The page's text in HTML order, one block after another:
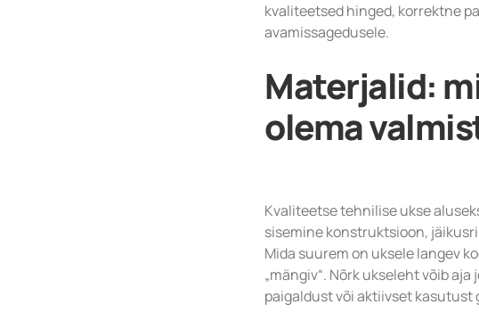
kvaliteetsed hinged, korrektne
avamissagedusele.
Materjalid:
olema
Kvaliteetse tehnilise ukse
sisemine konstruktsioon,
Mida suurem on uksele langev
„mängiv“. Nõrk ukseleht võib
paigaldust või aktiivset kasutust